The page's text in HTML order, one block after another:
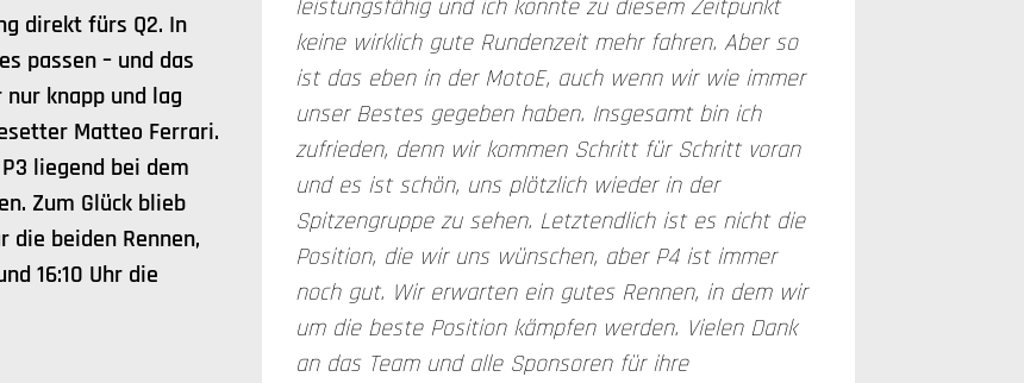
direkt fürs Q2. In
passen – und das
knapp und lag
Matteo Ferrari.
liegend bei dem
Zum Glück blieb
beiden Rennen,
16:10 Uhr die
leistungsfähig und ich konnte zu diesem Zeitpunkt
keine wirklich gute Rundenzeit mehr fahren. Aber so
ist das eben in der MotoE, auch wenn wir wie immer
unser Bestes gegeben haben. Insgesamt bin ich
zufrieden, denn wir kommen Schritt für Schritt voran
und es ist schön, uns plötzlich wieder in der
Spitzengruppe zu sehen. Letztendlich ist es nicht die
Position, die wir uns wünschen, aber P4 ist immer
noch gut. Wir erwarten ein gutes Rennen, in dem wir
um die beste Position kämpfen werden. Vielen Dank
an das Team und alle Sponsoren für ihre